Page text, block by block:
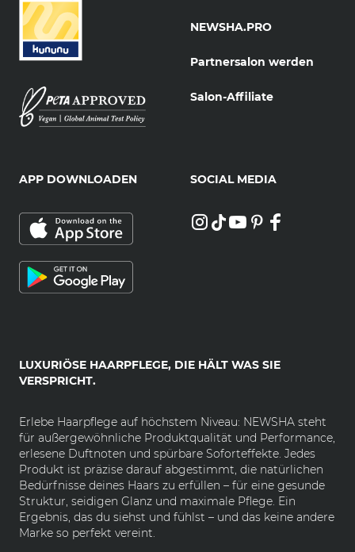
LUXURIÖSE HAARPFLEGE, DIE HÄLT WAS SIE
VERSPRICHT.
Erlebe Haarpflege auf höchstem Niveau: NEWSHA steht
für außergewöhnliche Produktqualität und Performance,
erlesene Duftnoten und spürbare Soforteffekte. Jedes
Produkt ist präzise darauf abgestimmt, die natürlichen
Bedürfnisse deines Haars zu erfüllen – für eine gesunde
Struktur, seidigen Glanz und maximale Pflege. Ein
Ergebnis, das du siehst und fühlst – und das keine andere
Marke so perfekt vereint.
NEWSHA.PRO
Partnersalon werden
Salon-Affiliate
APP DOWNLOADEN SOCIAL MEDIA